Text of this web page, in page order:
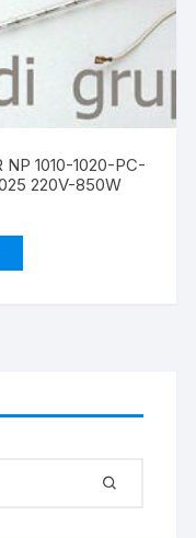
NP 1010-1020-PC-
220V-850W